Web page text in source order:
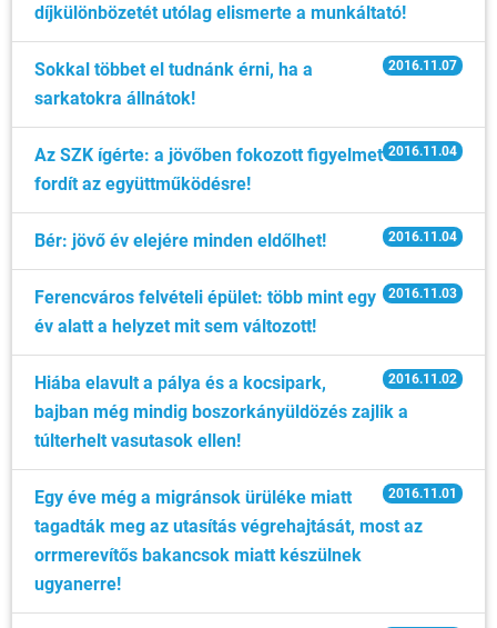
díjkülönbözetét utólag elismerte a munkáltató!
2016.11.07
Sokkal többet el tudnánk érni, ha a
sarkatokra állnátok!
2016.11.04
Az SZK ígérte: a jövőben fokozott figyelmet
fordít az együttműködésre!
2016.11.04
Bér: jövő év elejére minden eldőlhet!
2016.11.03
Ferencváros felvételi épület: több mint egy
év alatt a helyzet mit sem változott!
2016.11.02
Hiába elavult a pálya és a kocsipark,
bajban még mindig boszorkányüldözés zajlik a
túlterhelt vasutasok ellen!
2016.11.01
Egy éve még a migránsok ürüléke miatt
tagadták meg az utasítás végrehajtását, most az
orrmerevítős bakancsok miatt készülnek
ugyanerre!